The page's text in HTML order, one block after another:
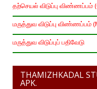
தற்செயல் விடுப்பு விண்ணப்பம்
மருத்துவ விடுப்பு விண்ணப்பம்
மருத்துவ விடுப்புப் பதிவேடு
THAMIZHKADAL
APK.